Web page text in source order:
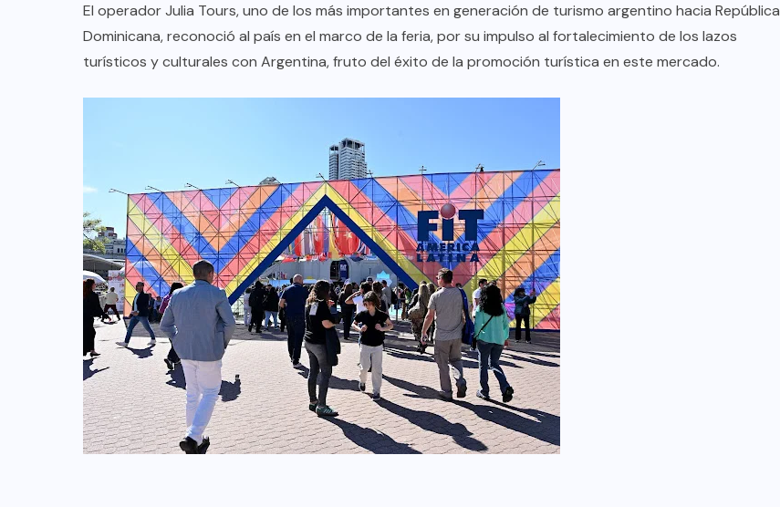
El operador Julia Tours, uno de los más importantes en generación de turismo argentino hacia República
Dominicana, reconoció al país en el marco de la feria, por su impulso al fortalecimiento de los lazos
turísticos y culturales con Argentina, fruto del éxito de la promoción turística en este mercado.